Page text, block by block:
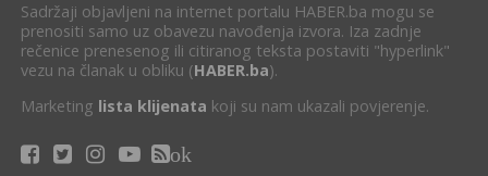
Sadržaji objavljeni na internet portalu HABER.ba mogu se
prenositi samo uz obavezu navođenja izvora. Iza zadnje
rečenice prenesenog ili citiranog teksta postaviti "hyperlink"
vezu na članak u obliku (HABER.ba).
Marketing lista klijenata koji su nam ukazali povjerenje.
ok